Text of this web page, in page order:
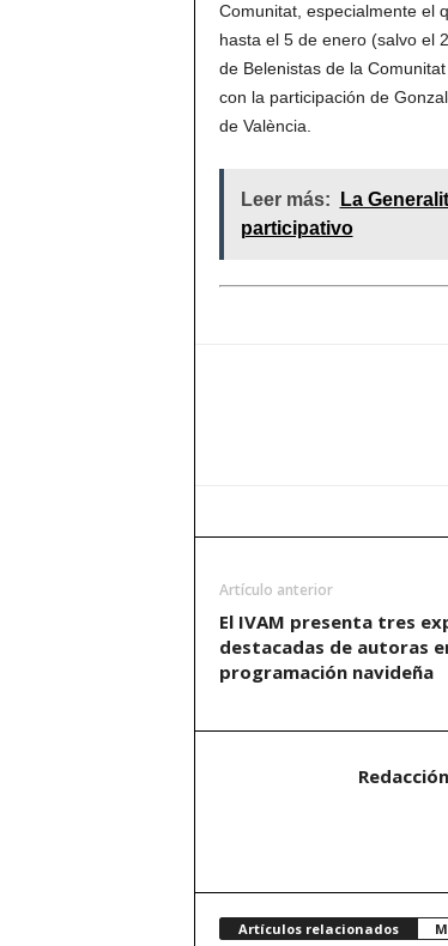
Comunitat, especialmente el
hasta el 5 de enero (salvo el
de Belenistas de la
con la participación de
de València.
Leer más:
La
participativo
Artículo anterior
El IVAM presenta tres
destacadas de autoras
programación navideña
Redacción
Artículos relacionados